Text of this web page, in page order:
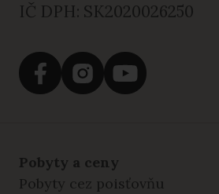
IČ DPH: SK2020026250
Pobyty a ceny
Pobyty cez poisťovňu